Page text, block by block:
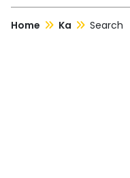
Home Ka Search